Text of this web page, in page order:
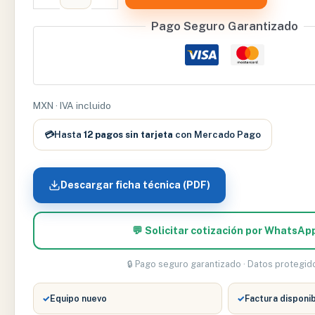
1800ml
-
WPK-
IB0101-
cantidad
Pago Seguro Garantizado
MXN · IVA incluido
💳Hasta 12 pagos sin tarjeta con Mercado Pago
Descargar ficha técnica (PDF)
💬 Solicitar cotización por
🔒 Pago seguro garantizado · Datos
✓Equipo nuevo ✓Factura